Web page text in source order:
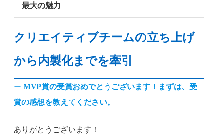
最大の魅力
クリエイティブチームの立ち上げ
から内製化までを牽引
ー MVP賞の受賞おめでとうございます！まずは、受
賞の感想を教えてください。
ありがとうございます！